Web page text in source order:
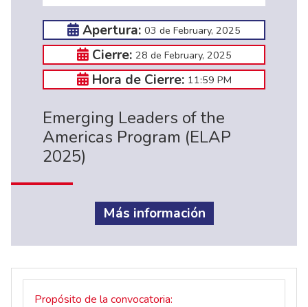
Apertura: 03 de February, 2025
Cierre: 28 de February, 2025
Hora de Cierre: 11:59 PM
Emerging Leaders of the
Americas Program (ELAP
2025)
Más información
Propósito de la convocatoria